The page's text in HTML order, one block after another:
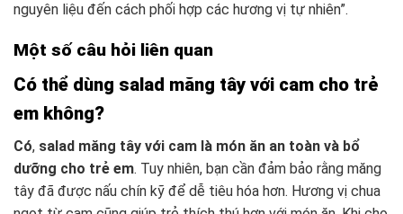
nguyên liệu đến cách phối hợp các hương vị tự nhiên”.
Một số câu hỏi liên quan
Có thể dùng salad măng tây với cam cho trẻ
em không?
Có, salad măng tây với cam là món ăn an toàn và bổ
dưỡng cho trẻ em. Tuy nhiên, bạn cần đảm bảo rằng măng
tây đã được nấu chín kỹ để dễ tiêu hóa hơn. Hương vị chua